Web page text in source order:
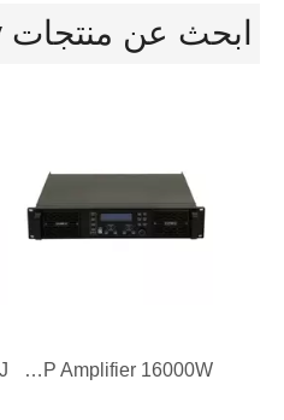
ابحث عن منتجات Sanway الأخرى
D20KQ 4 CHANDAL CLASS D DIGITAL DSP Amplifier 16000W لمضخم الصوت